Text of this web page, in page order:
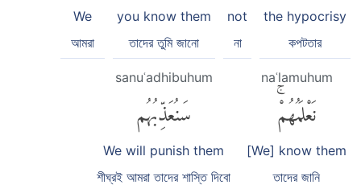
the hypocrisy
কপটতার
not
না
you know them
তাদের তুমি জানো
We
আমরা
naʿlamuhum
نَعْلَمُهُمْۚ
[We] know them
তাদের জানি
sanuʿadhibuhum
سَنُعَذِّبُهُم
We will punish them
শীঘ্রই আমরা তাদের শাস্তি দিবো